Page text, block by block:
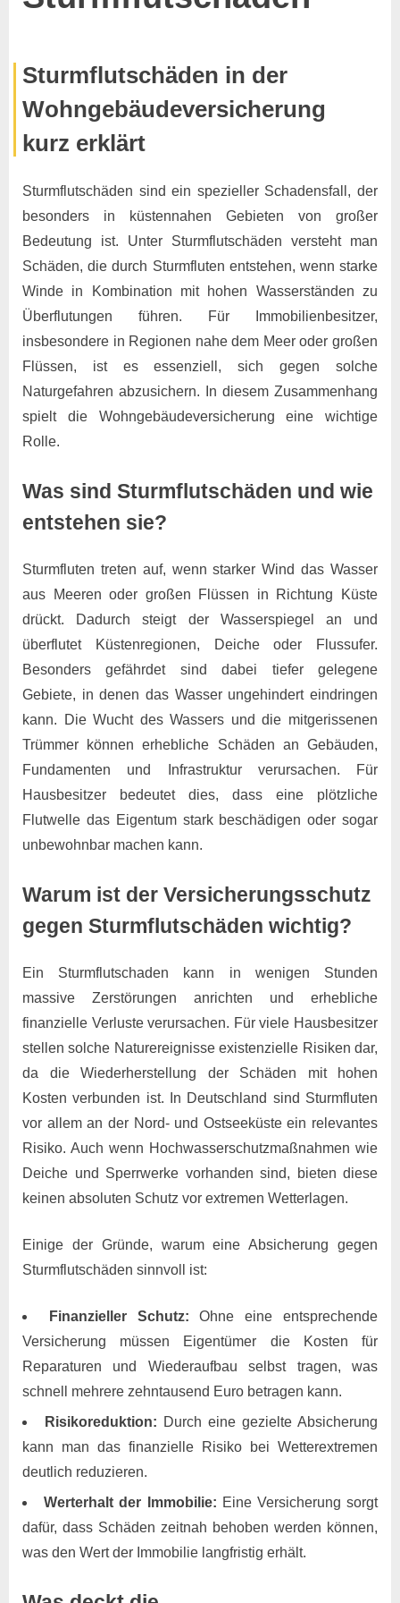
Posted
on
13.
November
2024
By
Marco
Keine
Kommentarezu
Sturmflutschäden
Sturmflutschäden in der
Wohngebäudeversicherung
kurz erklärt
Sturmflutschäden sind ein spezieller Schadensfall, der
besonders in küstennahen Gebieten von großer
Bedeutung ist. Unter Sturmflutschäden versteht man
Schäden, die durch Sturmfluten entstehen, wenn starke
Winde in Kombination mit hohen Wasserständen zu
Überflutungen führen. Für Immobilienbesitzer,
insbesondere in Regionen nahe dem Meer oder großen
Flüssen, ist es essenziell, sich gegen solche
Naturgefahren abzusichern. In diesem Zusammenhang
spielt die Wohngebäudeversicherung eine wichtige
Rolle.
Was sind Sturmflutschäden und wie
entstehen sie?
Sturmfluten treten auf, wenn starker Wind das Wasser
aus Meeren oder großen Flüssen in Richtung Küste
drückt. Dadurch steigt der Wasserspiegel an und
überflutet Küstenregionen, Deiche oder Flussufer.
Besonders gefährdet sind dabei tiefer gelegene
Gebiete, in denen das Wasser ungehindert eindringen
kann. Die Wucht des Wassers und die mitgerissenen
Trümmer können erhebliche Schäden an Gebäuden,
Fundamenten und Infrastruktur verursachen. Für
Hausbesitzer bedeutet dies, dass eine plötzliche
Flutwelle das Eigentum stark beschädigen oder sogar
unbewohnbar machen kann.
Warum ist der Versicherungsschutz
gegen Sturmflutschäden wichtig?
Ein Sturmflutschaden kann in wenigen Stunden
massive Zerstörungen anrichten und erhebliche
finanzielle Verluste verursachen. Für viele Hausbesitzer
stellen solche Naturereignisse existenzielle Risiken dar,
da die Wiederherstellung der Schäden mit hohen
Kosten verbunden ist. In Deutschland sind Sturmfluten
vor allem an der Nord- und Ostseeküste ein relevantes
Risiko. Auch wenn Hochwasserschutzmaßnahmen wie
Deiche und Sperrwerke vorhanden sind, bieten diese
keinen absoluten Schutz vor extremen Wetterlagen.
Einige der Gründe, warum eine Absicherung gegen
Sturmflutschäden sinnvoll ist:
Finanzieller Schutz: Ohne eine entsprechende
Versicherung müssen Eigentümer die Kosten für
Reparaturen und Wiederaufbau selbst tragen, was
schnell mehrere zehntausend Euro betragen kann.
Risikoreduktion: Durch eine gezielte Absicherung
kann man das finanzielle Risiko bei Wetterextremen
deutlich reduzieren.
Werterhalt der Immobilie: Eine Versicherung sorgt
dafür, dass Schäden zeitnah behoben werden können,
was den Wert der Immobilie langfristig erhält.